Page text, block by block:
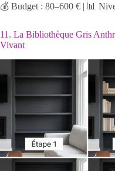
💰 Budget : 80–600 € | 📊
11. La Bibliothèque Gris
Vivant